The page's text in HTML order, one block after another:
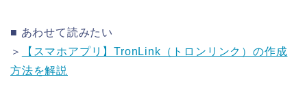
■ あわせて読みたい
＞
【スマホアプリ】TronLink（トロンリンク）の作成
方法を解説